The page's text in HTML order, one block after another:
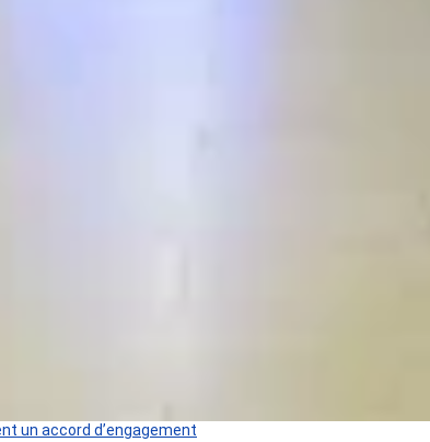
un accord d’engagement